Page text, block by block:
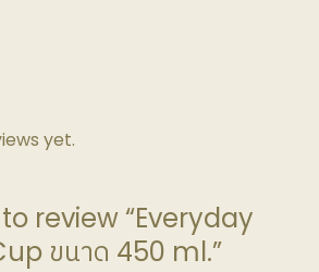
yet.
review “Everyday
ขนาด 450 ml.”